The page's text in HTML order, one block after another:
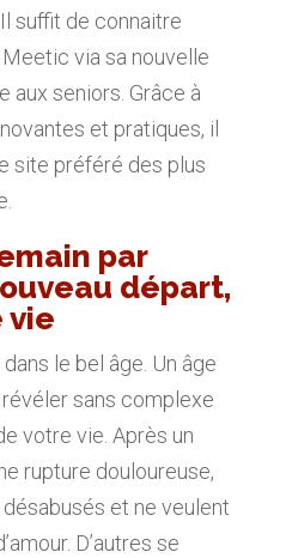
suffit de connaitre
via sa nouvelle
aux seniors. Grâce à
et pratiques, il
site préféré des plus
par
départ,
vie
le bel âge. Un âge
sans complexe
votre vie. Après un
rupture douloureuse,
et ne veulent
D’autres se